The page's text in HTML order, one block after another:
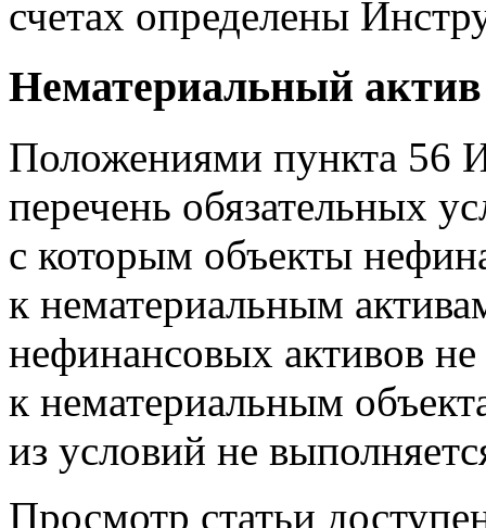
счетах определены
Нематериальный актив
Положениями пункта 56
перечень обязательных
с которым объекты
к нематериальным
нефинансовых активов
к нематериальным
из условий не
Просмотр статьи